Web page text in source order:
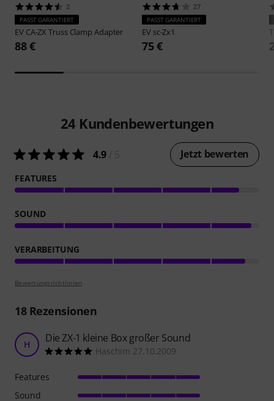
2
PASST GARANTIERT
EV CA-ZX Truss Clamp Adapter
88 €
27
PASST GARANTIERT
EV sc-Zx1
75 €
24 Kundenbewertungen
4.9 Jetzt bewerten
FEATURES
SOUND
VERARBEITUNG
Bewertungsrichtlinien
18Rezensionen
H Die ZX-1 kleine Box großer Sound
Haschim 27.10.2009
Features
Sound